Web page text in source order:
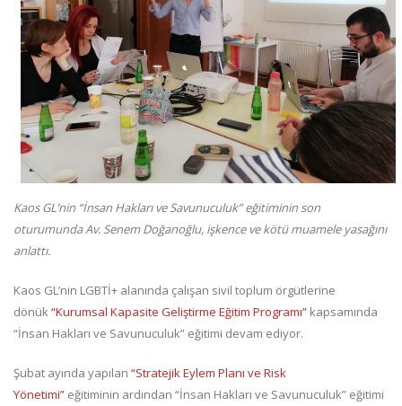
Kaos GL’nin “İnsan Hakları ve Savunuculuk” eğitiminin son
oturumunda Av. Senem Doğanoğlu, işkence ve kötü muamele yasağını
anlattı.
Kaos GL’nin LGBTİ+ alanında çalışan sivil toplum örgütlerine
dönük“Kurumsal Kapasite Geliştirme Eğitim Programı” kapsamında
“İnsan Hakları ve Savunuculuk” eğitimi devam ediyor.
Şubat ayında yapılan “Stratejik Eylem Planı ve Risk
Yönetimi” eğitiminin ardından “İnsan Hakları ve Savunuculuk” eğitimi